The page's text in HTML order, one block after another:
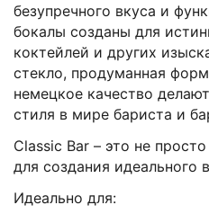
безупречного вкуса и
бокалы созданы для
коктейлей и других
стекло, продуманная
немецкое качество
стиля в мире бариста и
Classic Bar – это не
для создания идеального
Идеально для: